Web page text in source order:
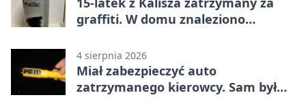
graffiti. W domu znaleziono
4 sierpnia 2026
Miał zabezpieczyć auto
zatrzymanego kierowcy. Sam był